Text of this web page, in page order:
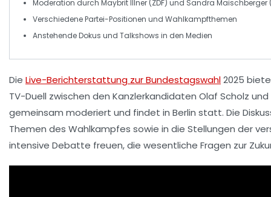
Moderation durch Maybrit Illner (ZDF) und Sandra Maischberger
VerschiedenePartei-Positionen und Wahlkampfthemen
AnstehendeDokus und Talkshows in den Medien
Die Live-Berichterstattung zur Bundestagswahl2025
TV-Duell zwischen den Kanzlerkandidaten Olaf Scholz
gemeinsam moderiert und findet in Berlin statt. Die
Themen des Wahlkampfes sowie in die Stellungen der
intensive Debatte freuen, die wesentliche Fragen zur